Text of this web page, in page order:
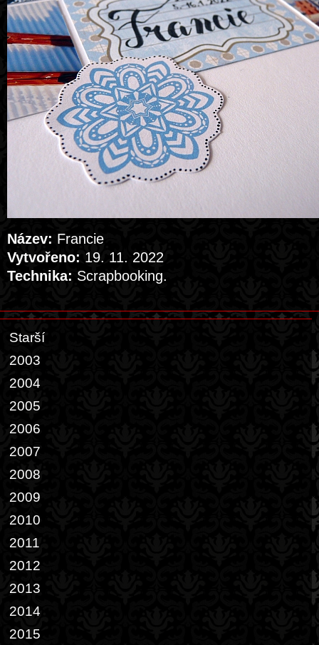
Název: Francie
Vytvořeno: 19. 11. 2022
Technika: Scrapbooking.
Starší
2003
2004
2005
2006
2007
2008
2009
2010
2011
2012
2013
2014
2015